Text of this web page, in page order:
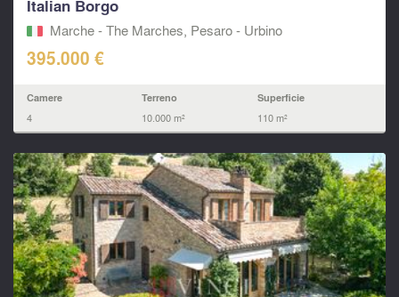
Italian Borgo
Marche - The Marches, Pesaro - Urbino‎
395.000 €
Camere
4
Terreno
10.000 m²
Superficie
110 m²